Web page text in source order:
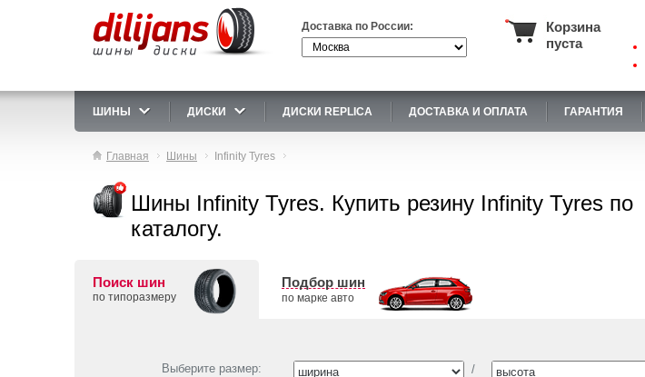
Доставка по России:
Корзина
пуста
ШИНЫ ДИСКИ ДИСКИ REPLICA ДОСТАВКА И ОПЛАТА ГАРАНТИЯ
Главная Шины Infinity Tyres
Шины Infinity Tyres. Купить резину Infinity Tyres по
каталогу.
Поиск шин
по типоразмеру
Подбор шин
по марке авто
Выберите размер: /